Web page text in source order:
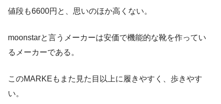
値段も6600円と、思いのほか高くない。
moonstarと言うメーカーは安価で機能的な靴を作ってい
るメーカーである。
このMARKEもまた見た目以上に履きやすく、歩きやす
い。